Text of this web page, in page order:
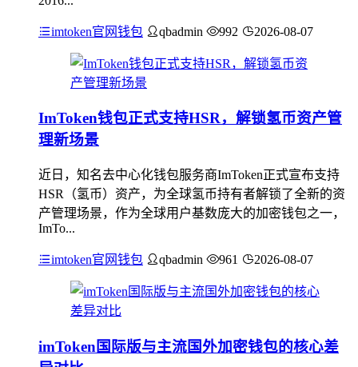
imtoken官网钱包 qbadmin 992 2026-08-07
ImToken钱包正式支持HSR，解锁氢币资产管
理新场景
近日，知名去中心化钱包服务商ImToken正式宣布支持
HSR（氢币）资产，为全球氢币持有者解锁了全新的资
产管理场景，作为全球用户基数庞大的加密钱包之一，
ImTo...
imtoken官网钱包 qbadmin 961 2026-08-07
imToken国际版与主流国外加密钱包的核心差